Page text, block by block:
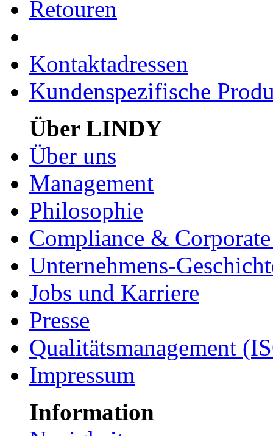
Retouren
Kontaktadressen
Kundenspezifische
Über LINDY
Über uns
Management
Philosophie
Compliance &
Unternehmens-
Jobs und Karriere
Presse
Qualitätsmanagement
Impressum
Information